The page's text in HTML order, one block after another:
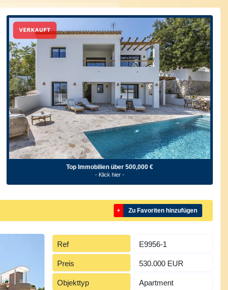
Top Immobilien über 500,000 €
- Klick hier -
+ Zu Favoriten hinzufügen
Ref E9956-1
Preis 530.000 EUR
Objekttyp Apartment